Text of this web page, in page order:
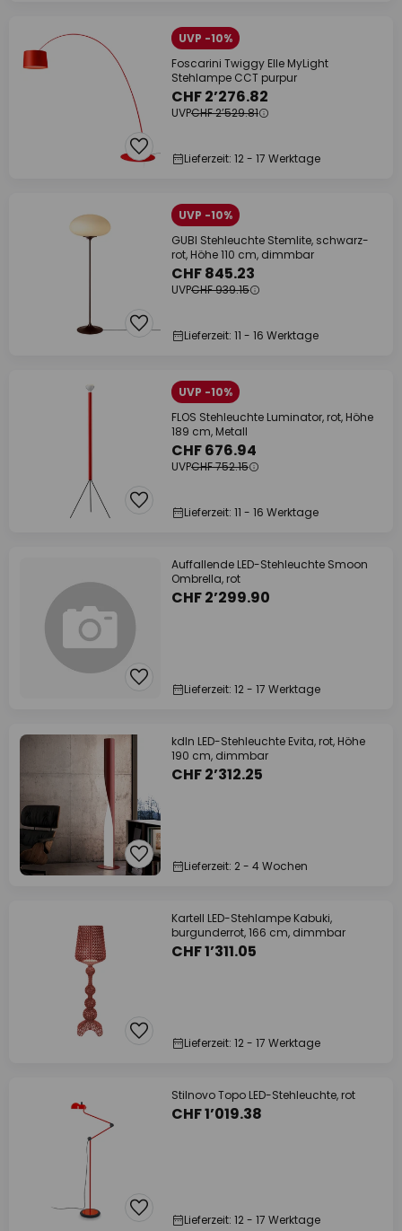
UVP -10%
Foscarini Twiggy Elle MyLight
Stehlampe CCT purpur
CHF 2’276.82
UVPCHF 2’529.81
Lieferzeit: 12 - 17 Werktage
UVP -10%
GUBI Stehleuchte Stemlite, schwarz-
rot, Höhe 110 cm, dimmbar
CHF 845.23
UVPCHF 939.15
Lieferzeit: 11 - 16 Werktage
UVP -10%
FLOS Stehleuchte Luminator, rot, Höhe
189 cm, Metall
CHF 676.94
UVPCHF 752.15
Lieferzeit: 11 - 16 Werktage
Auffallende LED-Stehleuchte Smoon
Ombrella, rot
CHF 2’299.90
Lieferzeit: 12 - 17 Werktage
kdln LED-Stehleuchte Evita, rot, Höhe
190 cm, dimmbar
CHF 2’312.25
Lieferzeit: 2 - 4 Wochen
Kartell LED-Stehlampe Kabuki,
burgunderrot, 166 cm, dimmbar
CHF 1’311.05
Lieferzeit: 12 - 17 Werktage
Stilnovo Topo LED-Stehleuchte, rot
CHF 1’019.38
Lieferzeit: 12 - 17 Werktage